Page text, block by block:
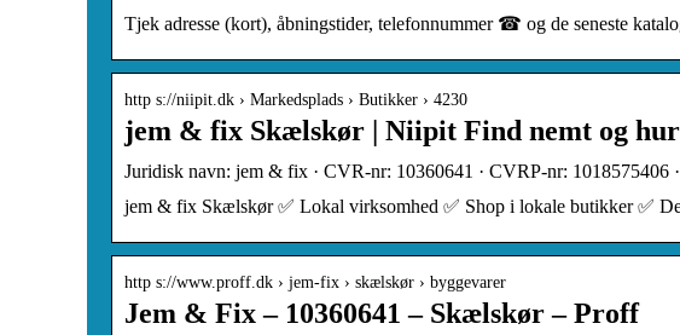
Tjek adresse (kort), åbningstider, telefonnummer ☎ og de seneste
http s://niipit.dk › Markedsplads › Butikker › 4230
jem & fix Skælskør | Niipit Find nemt og
Juridisk navn: jem & fix · CVR-nr: 10360641 · CVRP-nr:
jem & fix Skælskør ✅ Lokal virksomhed ✅ Shop i lokale butikker
http s://www.proff.dk › jem-fix › skælskør › byggevarer
Jem & Fix – 10360641 – Skælskør – Proff